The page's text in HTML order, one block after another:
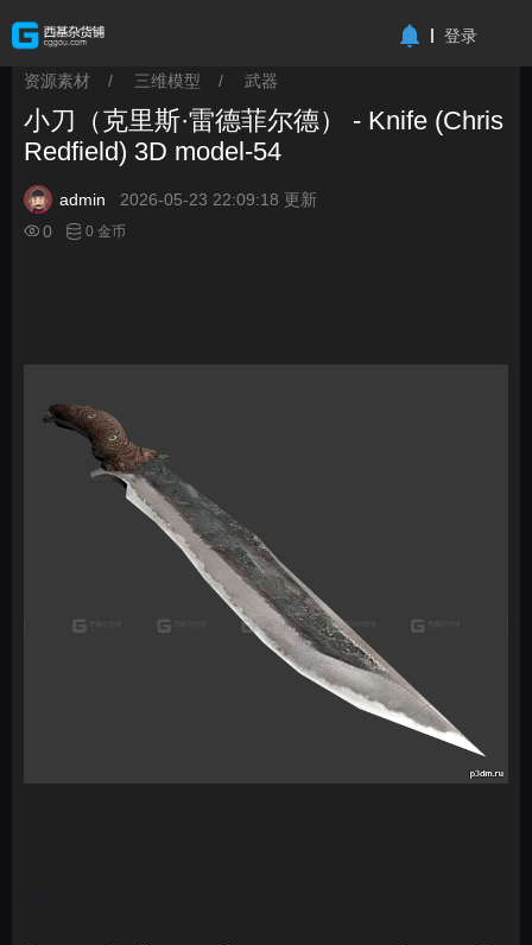
登录
资源素材 / 三维模型 / 武器
小刀（克里斯·雷德菲尔德） - Knife (Chris
Redfield) 3D model-54
admin
2026-05-23 22:09:18 更新
0
0 金币